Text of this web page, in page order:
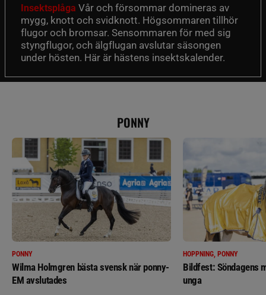
Insektsplåga Vår och försommar domineras av
mygg, knott och svidknott. Högsommaren tillhör
flugor och bromsar. Sensommaren för med sig
styngflugor, och älgflugan avslutar säsongen
under hösten. Här är hästens insektskalender.
PONNY
PONNY
Wilma Holmgren bästa svensk när ponny-
EM avslutades
HOPPNING, PONNY
Bildfest: Söndagens
unga